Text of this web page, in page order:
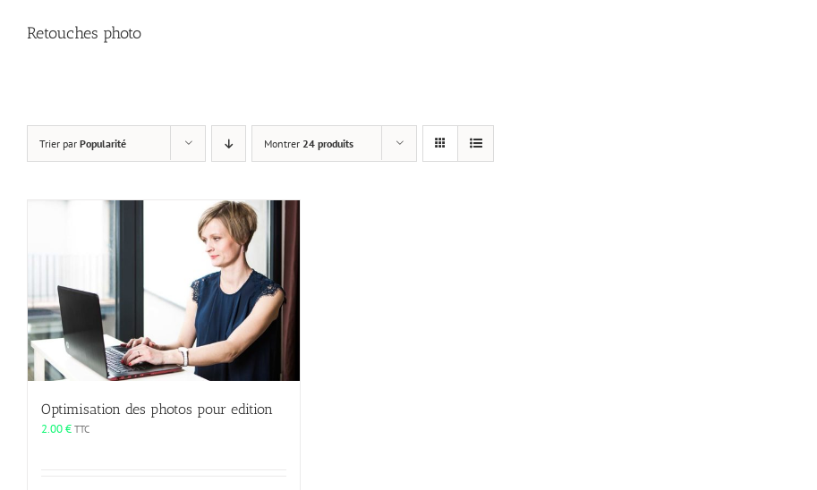
Retouches photo
Trier par Popularité Montrer 24 produits
Optimisation des photos pour edition
2.00€ TTC